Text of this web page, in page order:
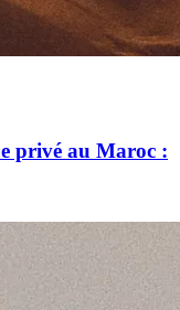
privé au Maroc :